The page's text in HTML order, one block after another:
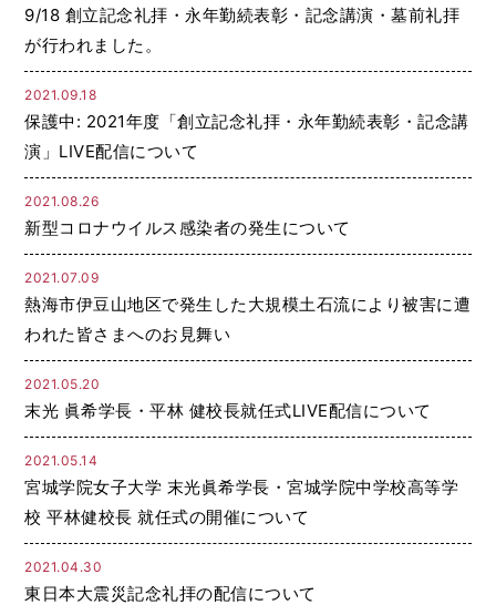
9/18 創立記念礼拝・永年勤続表彰・記念講演・墓前礼拝
が行われました。
2021.09.18
保護中: 2021年度「創立記念礼拝・永年勤続表彰・記念講
演」LIVE配信について
2021.08.26
新型コロナウイルス感染者の発生について
2021.07.09
熱海市伊豆山地区で発生した大規模土石流により被害に遭
われた皆さまへのお見舞い
2021.05.20
末光 眞希学長・平林 健校長就任式LIVE配信について
2021.05.14
宮城学院女子大学 末光眞希学長・宮城学院中学校高等学
校 平林健校長 就任式の開催について
2021.04.30
東日本大震災記念礼拝の配信について